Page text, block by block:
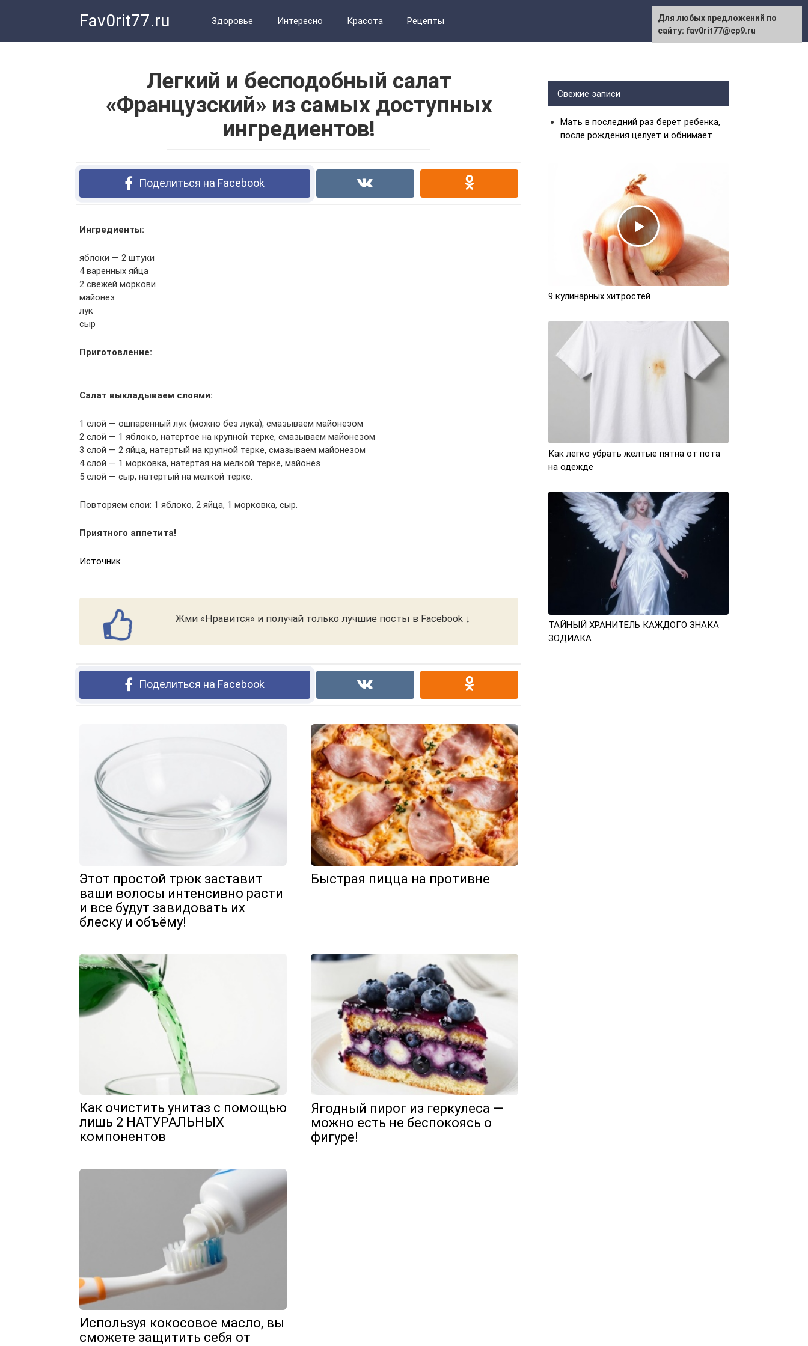
Fav0rit77.ru Здоровье Интересно Красота Рецепты
Легкий и бесподобный салат
«Французский» из самых доступных
ингредиентов!
Поделиться на Facebook
Ингредиенты:
яблоки — 2 штуки
4 варенных яйца
2 свежей моркови
майонез
лук
сыр
Приготовление:
Салат выкладываем слоями:
1 слой — ошпаренный лук (можно без лука), смазываем майонезом
2 слой — 1 яблоко, натертое на крупной терке, смазываем майонезом
3 слой — 2 яйца, натертый на крупной терке, смазываем майонезом
4 слой — 1 морковка, натертая на мелкой терке, майонез
5 слой — сыр, натертый на мелкой терке.
Повторяем слои: 1 яблоко, 2 яйца, 1 морковка, сыр.
Приятного аппетита!
Источник
Жми «Нравится» и получай только лучшие посты в Facebook ↓
Поделиться на Facebook
Этот простой трюк заставит
ваши волосы интенсивно расти
и все будут завидовать их
блеску и объёму!
Быстрая пицца на противне
Как очистить унитаз с помощью
лишь 2 НАТУРАЛЬНЫХ
компонентов
Ягодный пирог из геркулеса —
можно есть не беспокоясь о
фигуре!
Используя кокосовое масло, вы
сможете защитить себя от
Свежие записи
Мать в последний раз берет ребенка,
после рождения целует и обнимает
9 кулинарных хитростей
Как легко убрать желтые пятна от пота
на одежде
ТАЙНЫЙ ХРАНИТЕЛЬ КАЖДОГО ЗНАКА
ЗОДИАКА
Для любых предложений по
сайту: fav0rit77@cp9.ru